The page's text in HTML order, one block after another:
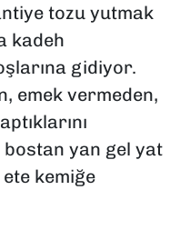
tozu yutmak
kadeh
gidiyor.
emek vermeden,
yan gel yat
kemiğe